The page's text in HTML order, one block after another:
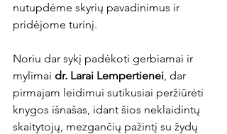
nutupdėme skyrių pavadinimus ir
pridėjome turinį.
Noriu dar sykį padėkoti gerbiamai ir
mylimai dr. Larai Lempertienei, dar
pirmajam leidimui sutikusiai peržiūrėti
knygos išnašas, idant šios neklaidintų
skaitytojų, mezgančių pažintį su žydų